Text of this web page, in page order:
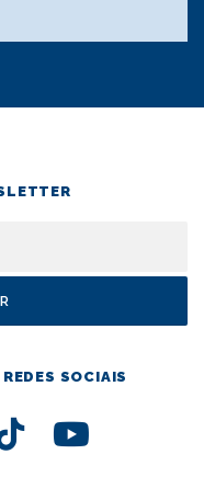
SOCIAIS